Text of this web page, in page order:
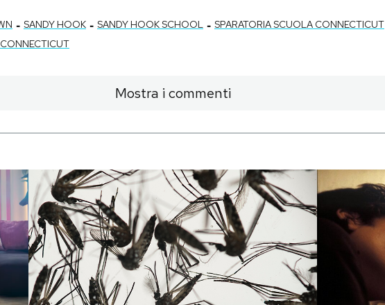
- SANDY HOOK - SANDY HOOK SCHOOL - SPARATORIA SCUOLA CONNECTICUT
Mostra i commenti